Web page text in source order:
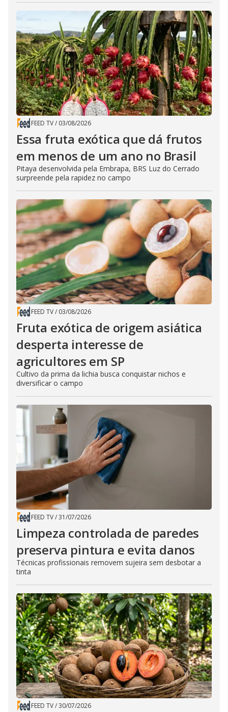
FEED TV/ 03/08/2026
Essa fruta exótica que dá frutos
em menos de um ano no Brasil
Pitaya desenvolvida pela Embrapa, BRS Luz do Cerrado
surpreende pela rapidez no campo
FEED TV/ 03/08/2026
Fruta exótica de origem asiática
desperta interesse de
agricultores em SP
Cultivo da prima da lichia busca conquistar nichos e
diversificar o campo
FEED TV/31/07/2026
Limpeza controlada de paredes
preserva pintura e evita danos
Técnicas profissionais removem sujeira sem desbotar a
tinta
FEED TV/30/07/2026